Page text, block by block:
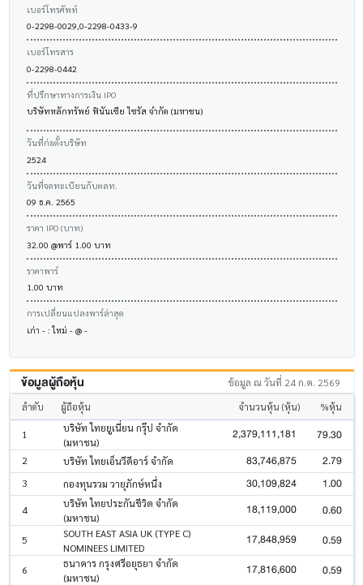
เบอร์โทรศัพท์
0-2298-0029,0-2298-0433-9
เบอร์โทรสาร
0-2298-0442
ที่ปรึกษาทางการเงิน IPO
บริษัทหลักทรัพย์ ฟินันเซีย ไซรัส จำกัด (มหาชน)
วันที่ก่อตั้งบริษัท
2524
วันที่จดทะเบียนกับตลท.
09 ธ.ค. 2565
ราคา IPO (บาท)
32.00 @พาร์ 1.00 บาท
ราคาพาร์
1.00 บาท
การเปลี่ยนแปลงพาร์ล่าสุด
เก่า - : ใหม่ - @ -
ข้อมูลผู้ถือหุ้น ข้อมูล ณ วันที่ 24 ก.ค. 2569
ลำดับ ผู้ถือหุ้น จำนวนหุ้น (หุ้น) %หุ้น
1
บริษัท ไทยยูเนี่ยน กรุ๊ป จำกัด
(มหาชน)
2,379,111,181 79.30
2 บริษัท ไทยเอ็นวีดีอาร์ จำกัด 83,746,875 2.79
3 กองทุนรวม วายุภักษ์หนึ่ง 30,109,824 1.00
4
บริษัท ไทยประกันชีวิต จำกัด
(มหาชน)
18,119,000 0.60
5
SOUTH EAST ASIA UK (TYPE C)
NOMINEES LIMITED
17,848,959 0.59
6
ธนาคาร กรุงศรีอยุธยา จำกัด
(มหาชน)
17,816,600 0.59